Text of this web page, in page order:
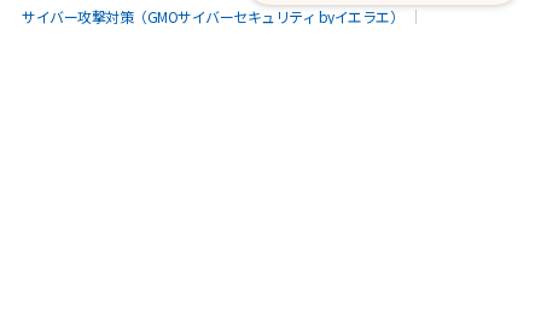
サイバー攻撃対策（GMOサイバーセキュリティ byイエラエ）